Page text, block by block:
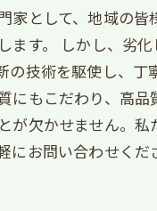
家として、地域の
ます。 しかし、劣
の技術を駆使し、
にもこだわり、高
が欠かせません。
にお問い合わせくだ